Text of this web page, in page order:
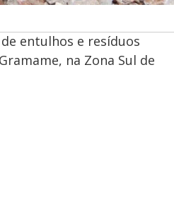
entulhos e resíduos
na Zona Sul de